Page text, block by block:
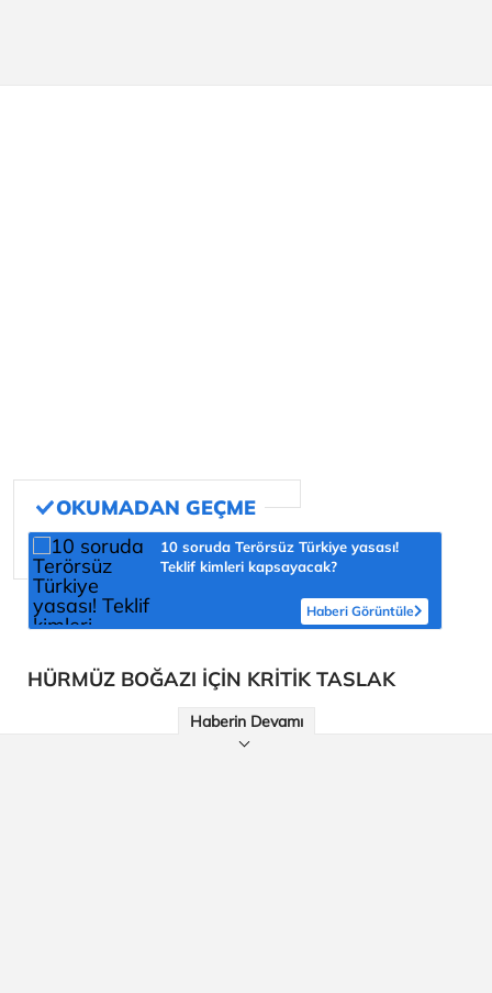
10 soruda Terörsüz Türkiye yasası!
Teklif kimleri kapsayacak?
Haberi Görüntüle
HÜRMÜZ BOĞAZI İÇİN KRİTİK TASLAK
Haberin Devamı